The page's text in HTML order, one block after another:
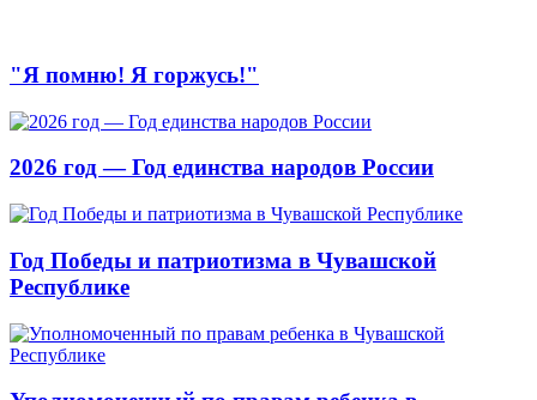
"Я помню! Я горжусь!"
2026 год — Год единства народов России
Год Победы и патриотизма в Чувашской
Республике